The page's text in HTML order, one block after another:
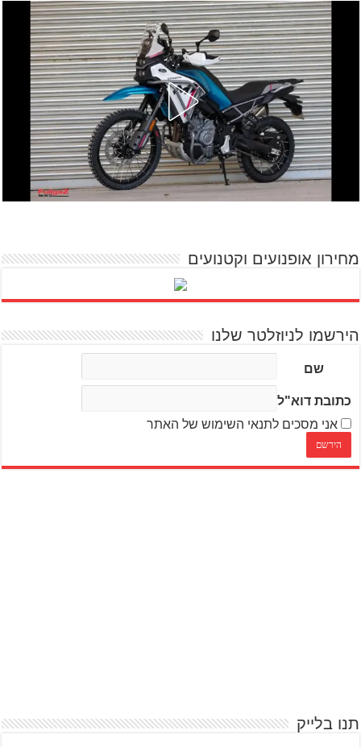
מחירון אופנועים וקטנועים
הירשמו לניוזלטר שלנו
שם
כתובת דוא"ל
אני מסכים לתנאי השימוש של האתר
תנו בלייק